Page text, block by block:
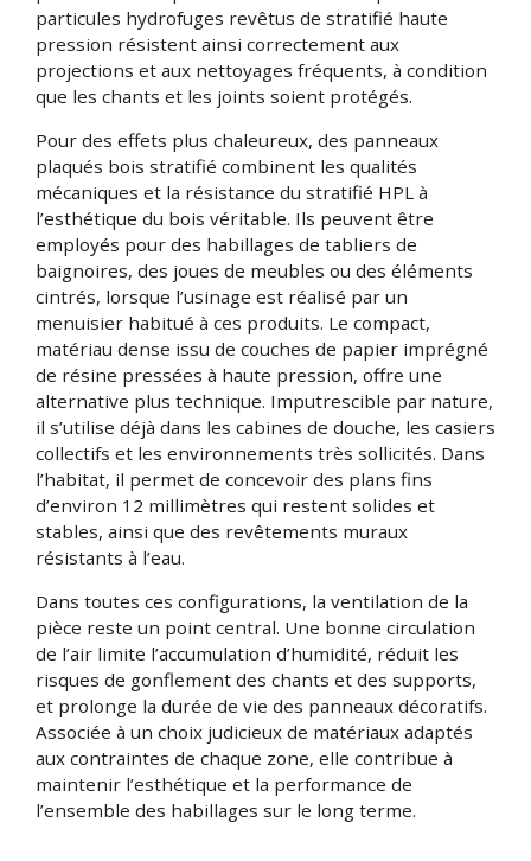
particules hydrofuges revêtus de stratifié haute
pression résistent ainsi correctement aux
projections et aux nettoyages fréquents, à condition
que les chants et les joints soient protégés.
Pour des effets plus chaleureux, des panneaux
plaqués bois stratifié combinent les qualités
mécaniques et la résistance du stratifié HPL à
l’esthétique du bois véritable. Ils peuvent être
employés pour des habillages de tabliers de
baignoires, des joues de meubles ou des éléments
cintrés, lorsque l’usinage est réalisé par un
menuisier habitué à ces produits. Le compact,
matériau dense issu de couches de papier imprégné
de résine pressées à haute pression, offre une
alternative plus technique. Imputrescible par nature,
il s’utilise déjà dans les cabines de douche, les casiers
collectifs et les environnements très sollicités. Dans
l’habitat, il permet de concevoir des plans fins
d’environ 12 millimètres qui restent solides et
stables, ainsi que des revêtements muraux
résistants à l’eau.
Dans toutes ces configurations, la ventilation de la
pièce reste un point central. Une bonne circulation
de l’air limite l’accumulation d’humidité, réduit les
risques de gonflement des chants et des supports,
et prolonge la durée de vie des panneaux décoratifs.
Associée à un choix judicieux de matériaux adaptés
aux contraintes de chaque zone, elle contribue à
maintenir l’esthétique et la performance de
l’ensemble des habillages sur le long terme.